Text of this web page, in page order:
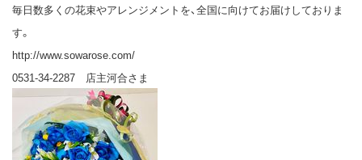
毎日数多くの花束やアレンジメントを、全国に向けてお届けしておりま
す。
http://www.sowarose.com/
0531-34-2287 店主河合さま